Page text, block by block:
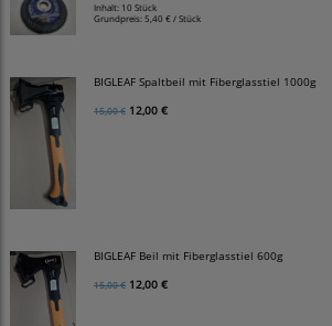
Inhalt: 10 Stück
Grundpreis:5,40 € / Stück
BIGLEAF Spaltbeil mit Fiberglasstiel 1000g
15,00 € 12,00 €
BIGLEAF Beil mit Fiberglasstiel 600g
15,00 € 12,00 €